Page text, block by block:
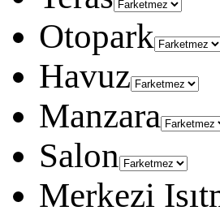
Otopark
Havuz
Manzara
Salon
Merkezi